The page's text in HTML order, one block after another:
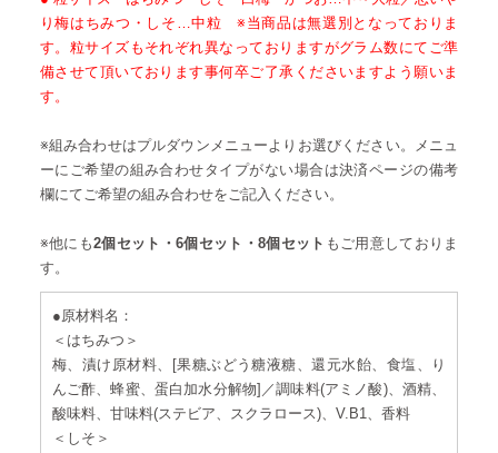
り梅はちみつ・しそ…中粒 ※当商品は無選別となっておりま
す。粒サイズもそれぞれ異なっておりますがグラム数にてご準
備させて頂いております事何卒ご了承くださいますよう願いま
す。
※組み合わせはプルダウンメニューよりお選びください。メニュ
ーにご希望の組み合わせタイプがない場合は決済ページの備考
欄にてご希望の組み合わせをご記入ください。
※他にも2個セット・6個セット・8個セット もご用意しておりま
す。
●原材料名：
＜はちみつ＞
梅、漬け原材料、[果糖ぶどう糖液糖、還元水飴、食塩、り
んご酢、蜂蜜、蛋白加水分解物]／調味料(アミノ酸)、酒精、
酸味料、甘味料(ステビア、スクラロース)、V.B1、香料
＜しそ＞